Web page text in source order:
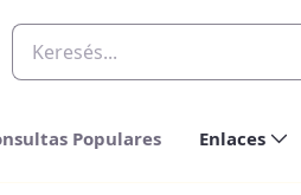
Populares Enlaces